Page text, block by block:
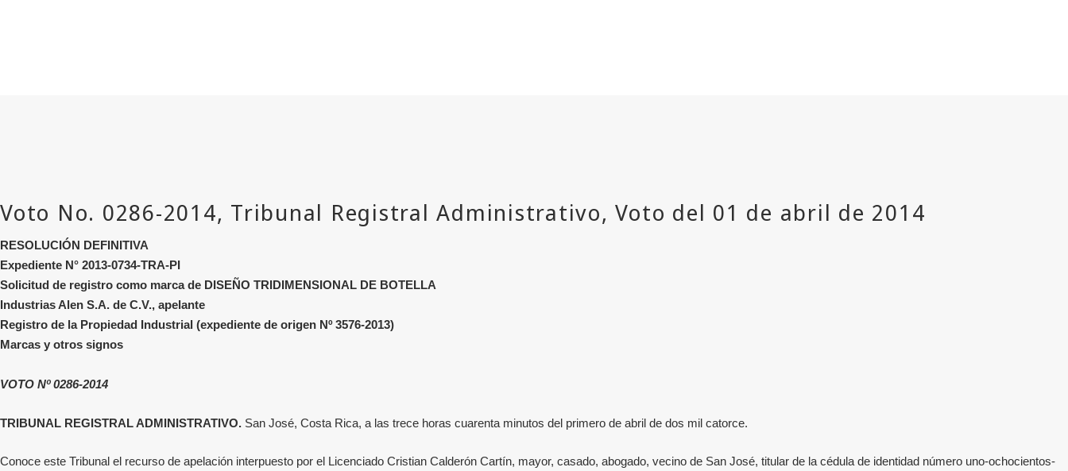
RESOLUCIÓN DEFINITIVA
Expediente N° 2013-0734-TRA-PI
Solicitud de registro como marca de DISEÑO TRIDIMENSIONAL DE BOTELLA
Industrias Alen S.A. de C.V., apelante
Registro de la Propiedad Industrial (expediente de origen Nº 3576-2013)
Marcas y otros signos
VOTO Nº 0286-2014
TRIBUNAL REGISTRAL ADMINISTRATIVO. San José, Costa Rica, a las trece horas cuarenta minutos del primero de abril de dos mil catorce.
Conoce este Tribunal el recurso de apelación interpuesto por el Licenciado Cristian Calderón Cartín, mayor, casado, abogado, vecino de San José, titular de la cédula de identidad número uno-ochocientos-